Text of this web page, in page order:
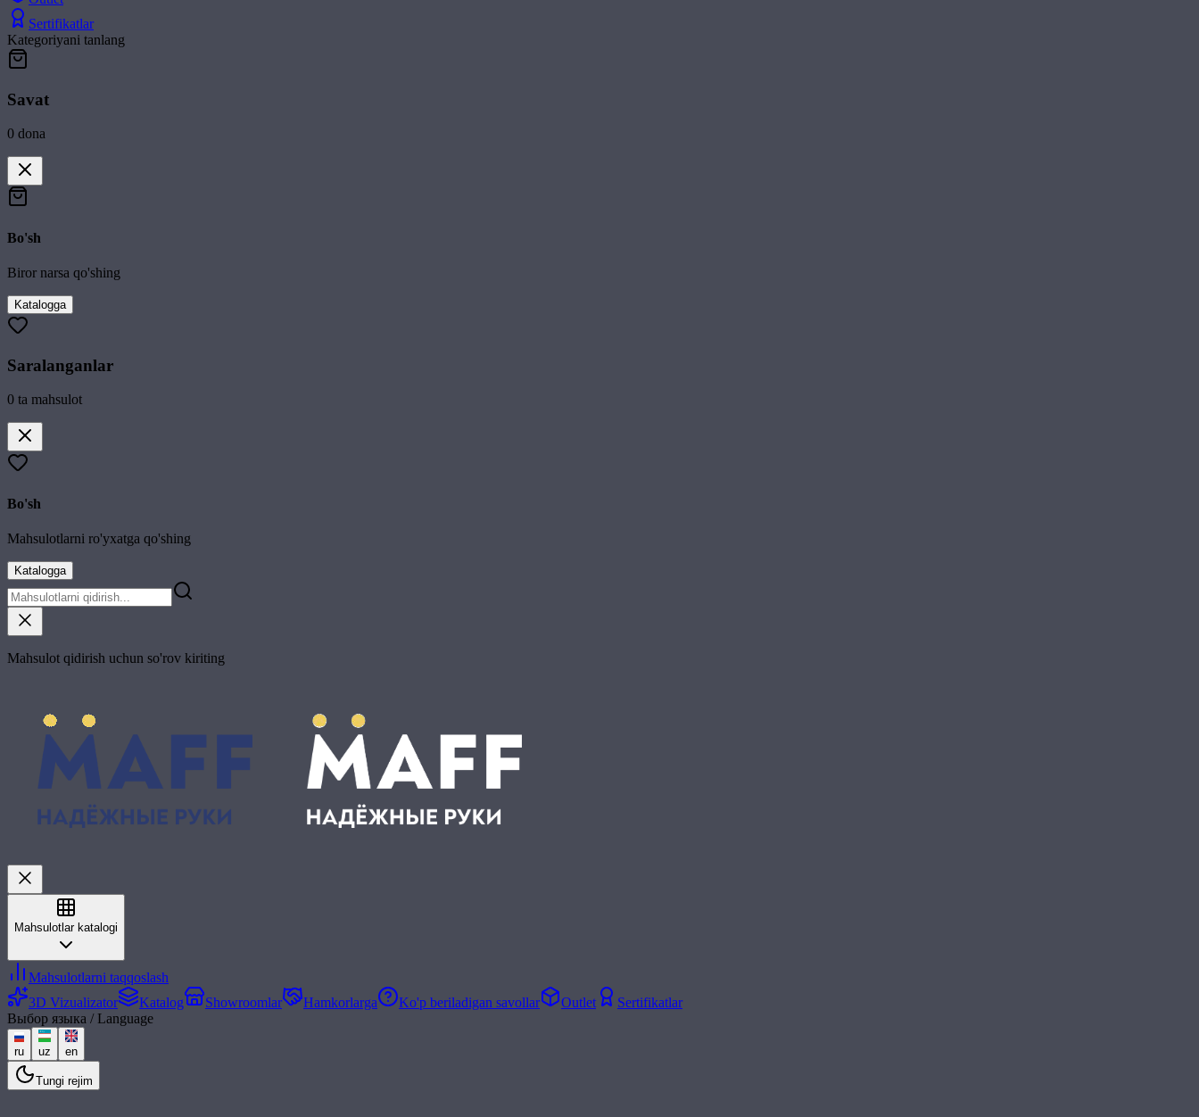
Sertifikatlar
Kategoriyani tanlang
Savat
0 dona
Bo'sh
Biror narsa qo'shing
Katalogga
Saralanganlar
0 ta mahsulot
Bo'sh
Mahsulotlarni ro'yxatga qo'shing
Katalogga
Mahsulot qidirish uchun so'rov kiriting
Mahsulotlar katalogi
Mahsulotlarni taqqoslash
3D Vizualizator
Katalog Showroomlar Hamkorlarga Ko'p beriladigan savollar Outlet
Sertifikatlar
Выбор языка / Language
ru uz en
Tungi rejim